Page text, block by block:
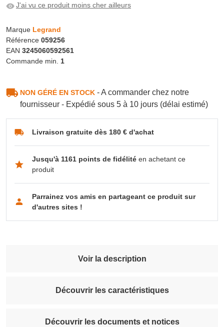
J'ai vu ce produit moins cher ailleurs
Marque Legrand
Référence 059256
EAN 3245060592561
Commande min. 1
NON GÉRÉ EN STOCK- A commander chez notre
fournisseur - Expédié sous 5 à 10 jours (délai estimé)
Livraison gratuite dès 180 € d'achat
Jusqu'à 1161 points de fidélitéen achetant ce
produit
Parrainez vos amis en partageant ce produit sur
d'autres sites !
Voir la description
Découvrir les caractéristiques
Découvrir les documents et notices